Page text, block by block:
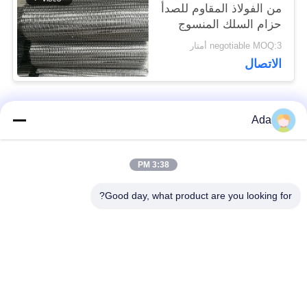
من الفولاذ المقاوم للصدأ
حزام السلك المنسوج
negotiable MOQ:3 أمتار
الاتصال
فئات شعبية جميع
الأسلاك
Ada
3:38 PM
Good day, what product are you looking for?